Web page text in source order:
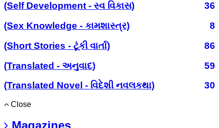
(Self Development - સ્વ વિકાસ)
36
(Sex Knowledge - કામશાસ્ત્ર)
8
(Short Stories - ટૂંકી વાર્તા)
86
(Translated - અનુવાદ)
59
(Translated Novel - વિદેશી નવલકથા)
30
Close
Magazines